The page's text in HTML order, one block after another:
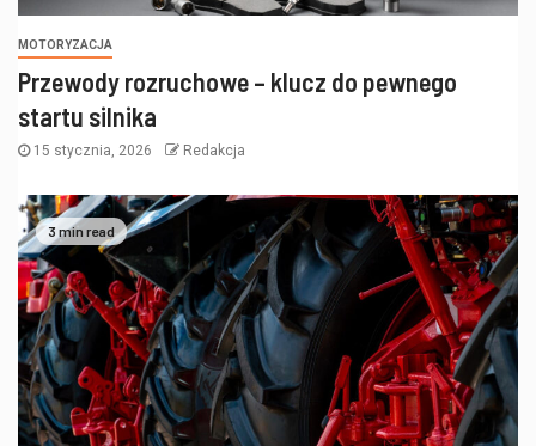
MOTORYZACJA
Przewody rozruchowe – klucz do pewnego
startu silnika
15 stycznia, 2026 Redakcja
3 min read